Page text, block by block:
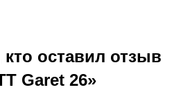
оставил отзыв
Garet 26»